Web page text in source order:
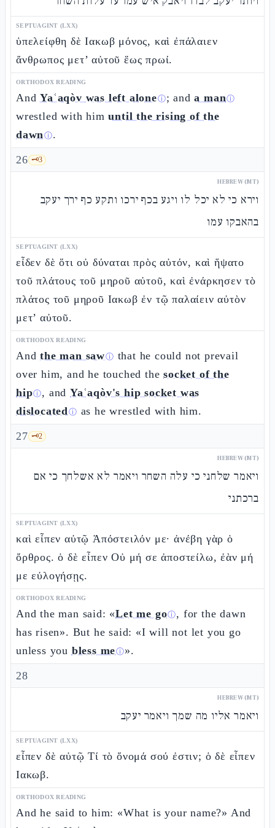
SEPTUAGINT (LXX)
ὑπελείφθη δὲ Ιακωβ μόνος, καὶ ἐπάλαιεν
ἄνθρωπος μετ’ αὐτοῦ ἕως πρωί.
ORTHODOX READING
AndYaʿaqòv was left aloneⓘ; anda manⓘ
wrestled with himuntil the rising of the
dawnⓘ.
26 🗝️3
HEBREW (MT)
וירא כי לא יכל לו ויגע בכף ירכו ותקע כף ירך יעקב
בהאבקו עמו
SEPTUAGINT (LXX)
εἶδεν δὲ ὅτι οὐ δύναται πρὸς αὐτόν, καὶ ἥψατο
τοῦ πλάτους τοῦ μηροῦ αὐτοῦ, καὶ ἐνάρκησεν τὸ
πλάτος τοῦ μηροῦ Ιακωβ ἐν τῷ παλαίειν αὐτὸν
μετ’ αὐτοῦ.
ORTHODOX READING
Andthe man sawⓘ that he could not prevail
over him, and he touched thesocket of the
hipⓘ, andYaʿaqòv's hip socket was
dislocatedⓘ as he wrestled with him.
27 🗝️2
HEBREW (MT)
ויאמר שלחני כי עלה השחר ויאמר לא אשלחך כי אם
ברכתני
SEPTUAGINT (LXX)
καὶ εἶπεν αὐτῷ Ἀπόστειλόν με· ἀνέβη γὰρ ὁ
ὄρθρος. ὁ δὲ εἶπεν Οὐ μή σε ἀποστείλω, ἐὰν μή
με εὐλογήσῃς.
ORTHODOX READING
And the man said: «Let me goⓘ, for the dawn
has risen». But he said: «I will not let you go
unless you bless meⓘ».
28
HEBREW (MT)
ויאמר אליו מה שמך ויאמר יעקב
SEPTUAGINT (LXX)
εἶπεν δὲ αὐτῷ Τί τὸ ὄνομά σού ἐστιν; ὁ δὲ εἶπεν
Ιακωβ.
ORTHODOX READING
And he said to him: «What is your name?» And